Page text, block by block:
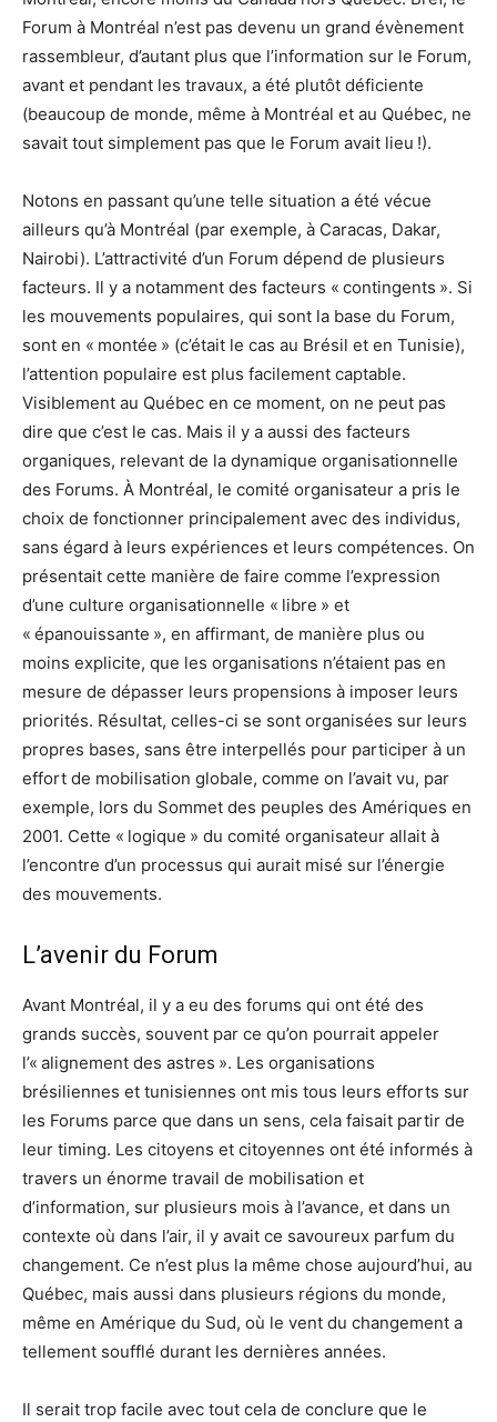
Forum à Montréal n’est pas devenu un grand évènement
rassembleur, d’autant plus que l’information sur le Forum,
avant et pendant les travaux, a été plutôt déficiente
(beaucoup de monde, même à Montréal et au Québec, ne
savait tout simplement pas que le Forum avait lieu !).
Notons en passant qu’une telle situation a été vécue
ailleurs qu’à Montréal (par exemple, à Caracas, Dakar,
Nairobi). L’attractivité d’un Forum dépend de plusieurs
facteurs. Il y a notamment des facteurs « contingents ». Si
les mouvements populaires, qui sont la base du Forum,
sont en « montée » (c’était le cas au Brésil et en Tunisie),
l’attention populaire est plus facilement captable.
Visiblement au Québec en ce moment, on ne peut pas
dire que c’est le cas. Mais il y a aussi des facteurs
organiques, relevant de la dynamique organisationnelle
des Forums. À Montréal, le comité organisateur a pris le
choix de fonctionner principalement avec des individus,
sans égard à leurs expériences et leurs compétences. On
présentait cette manière de faire comme l’expression
d’une culture organisationnelle « libre » et
« épanouissante », en affirmant, de manière plus ou
moins explicite, que les organisations n’étaient pas en
mesure de dépasser leurs propensions à imposer leurs
priorités. Résultat, celles-ci se sont organisées sur leurs
propres bases, sans être interpellés pour participer à un
effort de mobilisation globale, comme on l’avait vu, par
exemple, lors du Sommet des peuples des Amériques en
2001. Cette « logique » du comité organisateur allait à
l’encontre d’un processus qui aurait misé sur l’énergie
des mouvements.
L’avenir du Forum
Avant Montréal, il y a eu des forums qui ont été des
grands succès, souvent par ce qu’on pourrait appeler
l’« alignement des astres ». Les organisations
brésiliennes et tunisiennes ont mis tous leurs efforts sur
les Forums parce que dans un sens, cela faisait partir de
leur timing. Les citoyens et citoyennes ont été informés à
travers un énorme travail de mobilisation et
d’information, sur plusieurs mois à l’avance, et dans un
contexte où dans l’air, il y avait ce savoureux parfum du
changement. Ce n’est plus la même chose aujourd’hui, au
Québec, mais aussi dans plusieurs régions du monde,
même en Amérique du Sud, où le vent du changement a
tellement soufflé durant les dernières années.
Il serait trop facile avec tout cela de conclure que le